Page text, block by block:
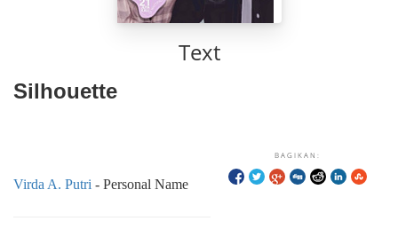
Text
Silhouette
BAGIKAN:
Virda A. Putri - Personal Name